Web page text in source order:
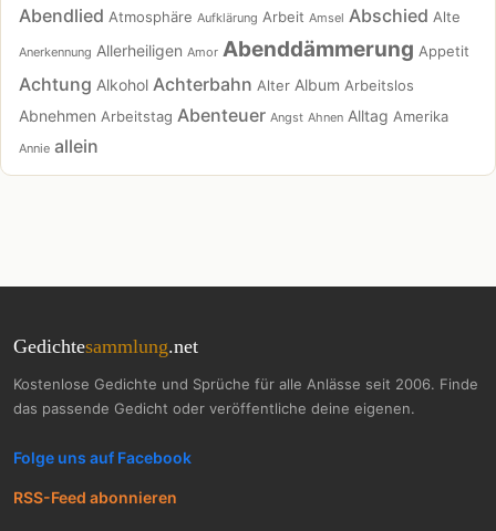
Abendlied Atmosphäre Aufklärung Arbeit Amsel Abschied Alte
Anerkennung Allerheiligen Amor Abenddämmerung Appetit
Achtung Alkohol Achterbahn Alter Album Arbeitslos
Abnehmen Arbeitstag Abenteuer Angst Ahnen Alltag Amerika
Annie allein
Gedichtesammlung.net
Kostenlose Gedichte und Sprüche für alle Anlässe seit 2006. Finde
das passende Gedicht oder veröffentliche deine eigenen.
Folge uns auf Facebook
RSS-Feed abonnieren